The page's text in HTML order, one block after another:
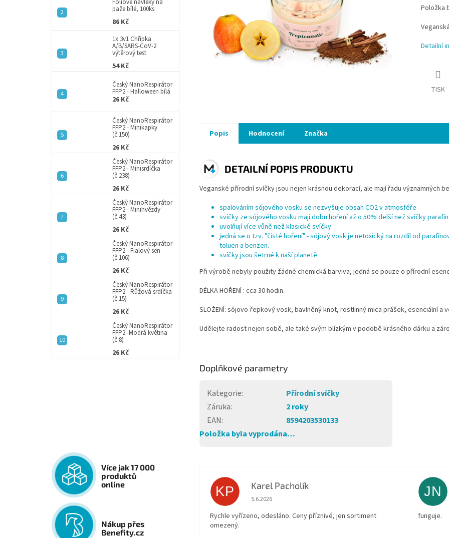
paže bílé, 100ks
86 Kč
1x 3v1 Chřipka
A/B/SARS-CoV-2
výtěrový test
54 Kč
Český NanoRespirátor
FFP2 - Halloween bílá
26 Kč
Český NanoRespirátor
FFP2 - Minikapky
(č.150)
26 Kč
Český NanoRespirátor
FFP2 - Minisrdíčka
(č.238)
26 Kč
Český NanoRespirátor
FFP2 - Minihvězdy
(č.43)
26 Kč
Český NanoRespirátor
FFP2 - Fialový sen
(č.106)
26 Kč
Český NanoRespirátor
FFP2 - Růžová srdíčka
(č.15)
26 Kč
Český NanoRespirátor
FFP2 -Modrá květina
(č.8)
26 Kč
Více jak 17 000
produktů
online
Nákup přes
Benefity.cz
Položka
Detailní
TISK
Popis Hodnocení Značka
DETAILNÍ POPIS PRODUKTU
Veganské přírodní svíčky jsou nejen krásnou dekorací, ale mají řadu významných
spalováním sójového vosku se nezvyšuje obsah CO2 v atmosféře
svíčky ze sójového vosku mají dobu hoření až o 50% delší než svíčky
uvolňují více vůně než klasické svíčky
jedná se o tzv. "čisté hoření" - sójový vosk je netoxický na rozdíl od
toluen a benzen.
svíčky jsou šetrné k naší planetě
Při výrobě nebyly použity žádné chemická barviva, jedná se pouze o přírodní
DÉLKA HOŘENÍ : cca 30 hodin.
SLOŽENÍ: sójovo-řepkový vosk, bavlněný knot, rostlinný mica prášek, esenciální a
Udělejte radost nejen sobě, ale také svým blízkým v podobě krásného dárku a
Doplňkové parametry
Kategorie:
Přírodní svíčky
Záruka:
2 roky
EAN:
8594203530133
Položka byla vyprodána…
KP Karel Pacholík
Hodnocení obchodu je 4 z 5 hvězdiček.
5.6.2026
Rychle vyřízeno, odesláno. Ceny příznivé, jen sortiment
omezený.
JN
funguje.